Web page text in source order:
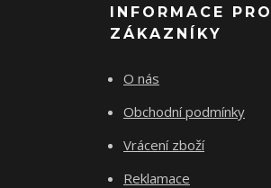
INFORMACE PRO
ZÁKAZNÍKY
O nás
Obchodní podmínky
Vrácení zboží
Reklamace